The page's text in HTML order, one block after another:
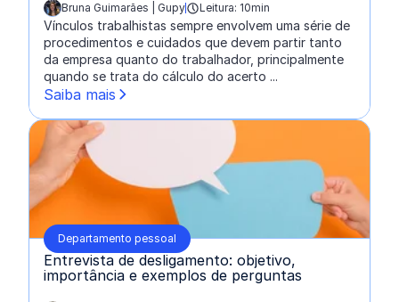
escrito por:
Bruna Guimarães | Gupy Leitura: 10min
Vínculos trabalhistas sempre envolvem uma série de
procedimentos e cuidados que devem partir tanto
da empresa quanto do trabalhador, principalmente
quando se trata do cálculo do acerto ...
Saiba mais
Departamento pessoal
Entrevista de desligamento: objetivo,
importância e exemplos de perguntas